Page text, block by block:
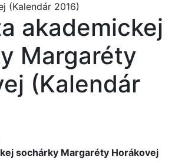
(Kalendár 2016)
akademickej
Margaréty
(Kalendár
sochárky Margaréty Horákovej